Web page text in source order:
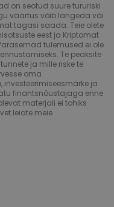
on seotud suure tururiski
väärtus võib langeda või
tagasi saada. Teie olete
eest ja Kriptomat
tulemused ei ole
Te peaksite
ja mille riske te
oma
ja
finantsnõustajaga enne
materjali ei tohiks
leiate meie